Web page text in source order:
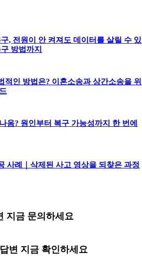
, 전원이 안 켜져도 데이터를 살릴 수 있
방법까지
적인 방법은? 이혼소송과 상간소송을 위
옴? 원인부터 복구 가능성까지 한 번에
사례｜삭제된 사고 영상을 되찾은 과정
지금 문의하세요
변 지금 확인하세요